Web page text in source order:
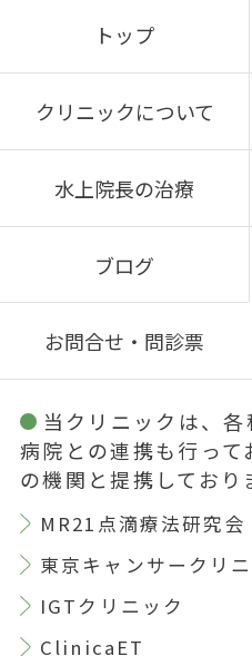
トップ
クリニックについて
水上院長の治療
ブログ
お問合せ・問診票
当クリニックは、
病院との連携も行って
の機関と提携しており
MR21点滴療法研究会
東京キャンサークリ
IGTクリニック
ClinicaET